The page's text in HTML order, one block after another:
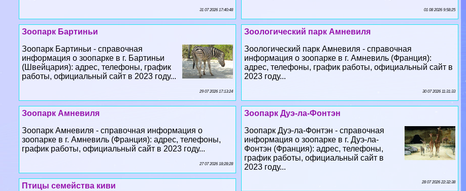
01 08 2026 9:58:25
31 07 2026 17:40:48
Зоологический парк Амневиля
Зоологический парк Амневиля - справочная
информация о зоопарке в г. Амневиль (Франция):
адрес, телефоны, график работы, официальный сайт в
2023 году...
30 07 2026 11:31:33
Зоопарк Бартиньи
Зоопарк Бартиньи - справочная
информация о зоопарке в г. Бартиньи
(Швейцария): адрес, телефоны, график
работы, официальный сайт в 2023 году...
29 07 2026 17:13:24
Зоопарк Дуэ-ла-Фонтэн
Зоопарк Дуэ-ла-Фонтэн - справочная
информация о зоопарке в г. Дуэ-ла-
Фонтэн (Франция): адрес, телефоны,
график работы, официальный сайт в
2023 году...
28 07 2026 22:32:38
Зоопарк Амневиля
Зоопарк Амневиля - справочная информация о
зоопарке в г. Амневиль (Франция): адрес, телефоны,
график работы, официальный сайт в 2023 году...
27 07 2026 18:28:28
Птицы семейства киви